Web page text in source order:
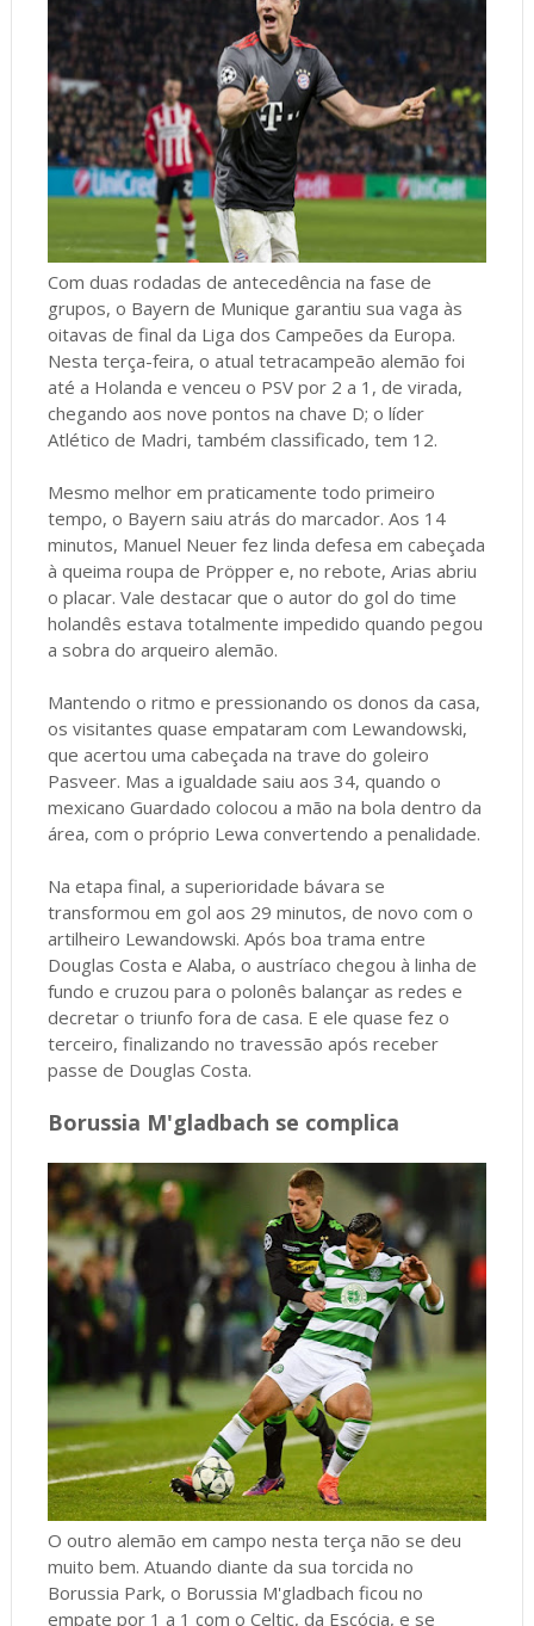
Com duas rodadas de antecedência na fase de
grupos, o Bayern de Munique garantiu sua vaga às
oitavas de final da Liga dos Campeões da Europa.
Nesta terça-feira, o atual tetracampeão alemão foi
até a Holanda e venceu o PSV por 2 a 1, de virada,
chegando aos nove pontos na chave D; o líder
Atlético de Madri, também classificado, tem 12.
Mesmo melhor em praticamente todo primeiro
tempo, o Bayern saiu atrás do marcador. Aos 14
minutos, Manuel Neuer fez linda defesa em cabeçada
à queima roupa de Pröpper e, no rebote, Arias abriu
o placar. Vale destacar que o autor do gol do time
holandês estava totalmente impedido quando pegou
a sobra do arqueiro alemão.
Mantendo o ritmo e pressionando os donos da casa,
os visitantes quase empataram com Lewandowski,
que acertou uma cabeçada na trave do goleiro
Pasveer. Mas a igualdade saiu aos 34, quando o
mexicano Guardado colocou a mão na bola dentro da
área, com o próprio Lewa convertendo a penalidade.
Na etapa final, a superioridade bávara se
transformou em gol aos 29 minutos, de novo com o
artilheiro Lewandowski. Após boa trama entre
Douglas Costa e Alaba, o austríaco chegou à linha de
fundo e cruzou para o polonês balançar as redes e
decretar o triunfo fora de casa. E ele quase fez o
terceiro, finalizando no travessão após receber
passe de Douglas Costa.
Borussia M'gladbach se complica
O outro alemão em campo nesta terça não se deu
muito bem. Atuando diante da sua torcida no
Borussia Park, o Borussia M'gladbach ficou no
empate por 1 a 1 com o Celtic, da Escócia, e se